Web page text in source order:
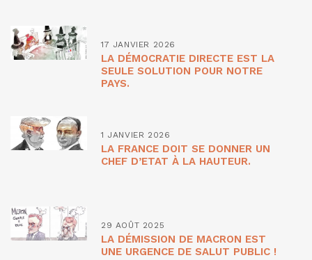
17 JANVIER 2026
LA DÉMOCRATIE DIRECTE EST LA
SEULE SOLUTION POUR NOTRE
PAYS.
1 JANVIER 2026
LA FRANCE DOIT SE DONNER UN
CHEF D’ETAT À LA HAUTEUR.
29 AOÛT 2025
LA DÉMISSION DE MACRON EST
UNE URGENCE DE SALUT PUBLIC !